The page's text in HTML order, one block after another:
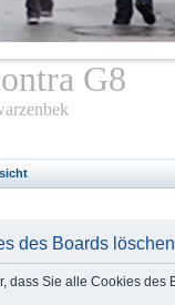
G8
des Boards löschen
dass Sie alle Cookies des